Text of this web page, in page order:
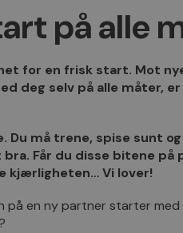
på alle
for en frisk start. Mot
deg selv på alle måter,
Du må trene, spise sunt
Får du disse bitene på
kjærligheten… Vi lover!
på en ny partner starter